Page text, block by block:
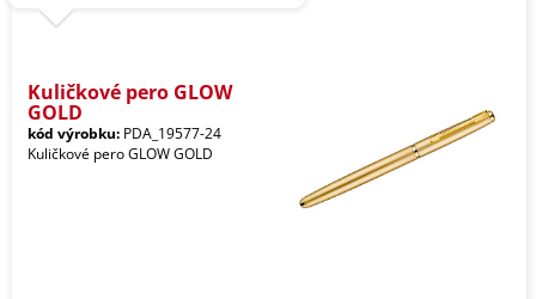
Kuličkové pero GLOW
GOLD
kód výrobku: PDA_19577-24
Kuličkové pero GLOW GOLD